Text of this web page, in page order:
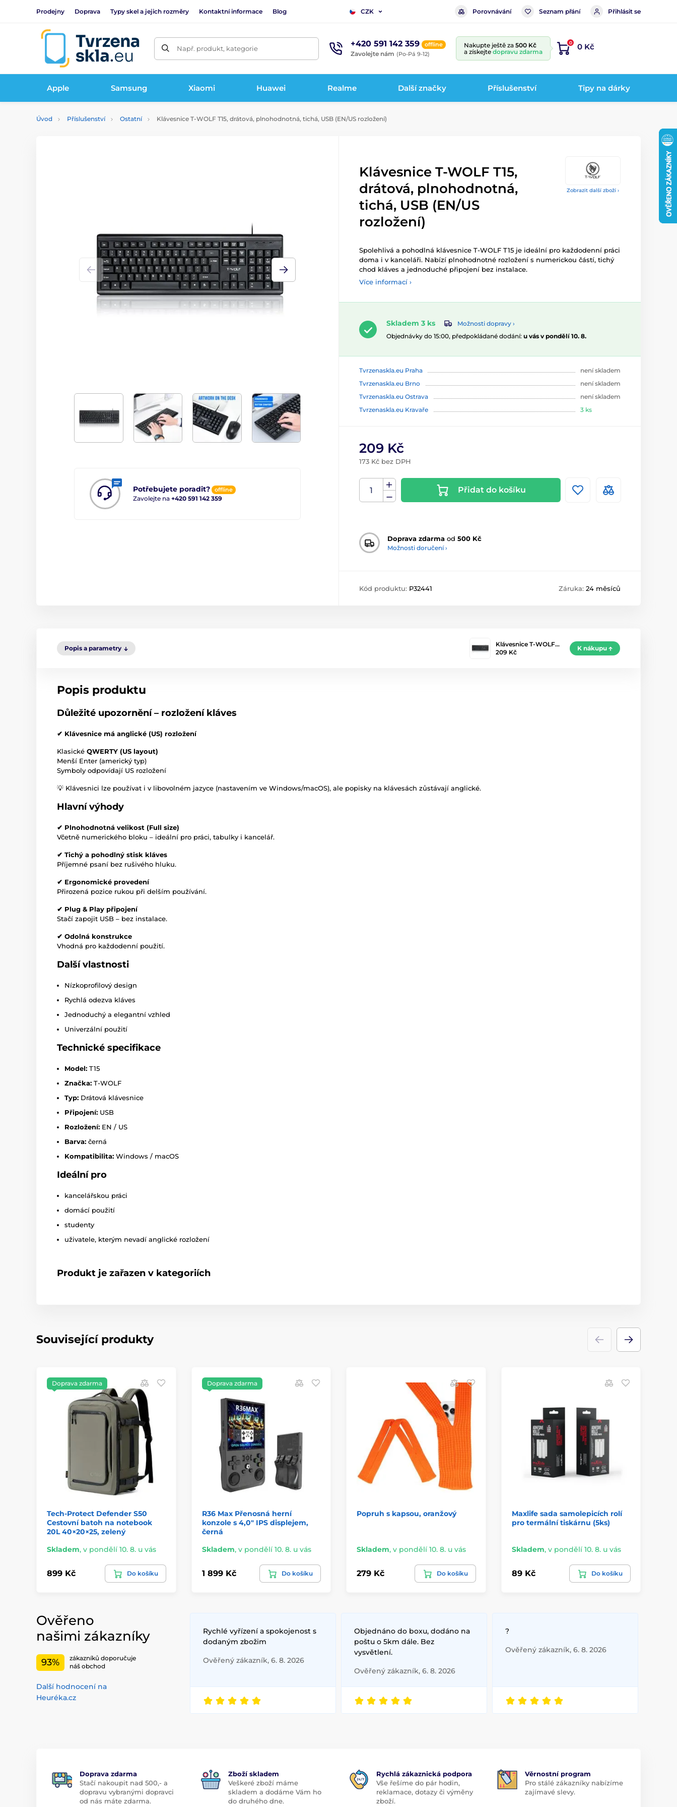
Prodejny Doprava Typy skel a jejich rozměry Kontaktní informace Blog CZK Porovnávání Seznam přání Přihlásit se
Např. produkt, kategorie +420 591 142 359 offline
Zavolejte nám (Po-Pá 9-12)
Nakupte ještě za 500 Kč
a získejte dopravu zdarma
0 0 Kč
Apple Samsung Xiaomi Huawei Realme Další značky Příslušenství Tipy na dárky
Úvod Příslušenství Ostatní Klávesnice T-WOLF T15, drátová, plnohodnotná, tichá, USB (EN/US rozložení)
Zobrazit další zboží ›
Potřebujete poradit? offline
Zavolejte na +420 591 142 359
Klávesnice T-WOLF T15,
drátová, plnohodnotná,
tichá, USB (EN/US
rozložení)
Spolehlivá a pohodlná klávesnice T-WOLF T15 je ideální pro každodenní práci
doma i v kanceláři. Nabízí plnohodnotné rozložení s numerickou částí, tichý
chod kláves a jednoduché připojení bez instalace.
Více informací ›
Skladem 3 ks
Možnosti dopravy ›
Objednávky do 15:00, předpokládané dodání: u vás v pondělí 10. 8.
Tvrzenaskla.eu Praha
není skladem
Tvrzenaskla.eu Brno
není skladem
Tvrzenaskla.eu Ostrava
není skladem
Tvrzenaskla.eu Kravaře
3 ks
209 Kč
173 Kč bez DPH
Přidat do košíku
Doprava zdarma od 500 Kč
Možnosti doručení ›
Kód produktu: P32441 Záruka: 24 měsíců
Popis a parametry
Klávesnice T-WOLF…
209 Kč
K nákupu
Popis produktu
Důležité upozornění – rozložení kláves
✔ Klávesnice má anglické (US) rozložení
Klasické QWERTY (US layout)
Menší Enter (americký typ)
Symboly odpovídají US rozložení
💡 Klávesnici lze používat i v libovolném jazyce (nastavením ve Windows/macOS), ale popisky na klávesách zůstávají anglické.
Hlavní výhody
✔ Plnohodnotná velikost (Full size)
Včetně numerického bloku – ideální pro práci, tabulky i kancelář.
✔ Tichý a pohodlný stisk kláves
Příjemné psaní bez rušivého hluku.
✔ Ergonomické provedení
Přirozená pozice rukou při delším používání.
✔ Plug & Play připojení
Stačí zapojit USB – bez instalace.
✔ Odolná konstrukce
Vhodná pro každodenní použití.
Další vlastnosti
Nízkoprofilový design
Rychlá odezva kláves
Jednoduchý a elegantní vzhled
Univerzální použití
Technické specifikace
Model: T15
Značka: T-WOLF
Typ: Drátová klávesnice
Připojení: USB
Rozložení: EN / US
Barva: černá
Kompatibilita: Windows / macOS
Ideální pro
kancelářskou práci
domácí použití
studenty
uživatele, kterým nevadí anglické rozložení
Produkt je zařazen v kategoriích
Související produkty
Doprava zdarma
Tech-Protect Defender S50
Cestovní batoh na notebook
20L 40×20×25, zelený
Skladem, v pondělí 10. 8. u vás
899 Kč Do košíku
Doprava zdarma
R36 Max Přenosná herní
konzole s 4,0" IPS displejem,
černá
Skladem, v pondělí 10. 8. u vás
1 899 Kč Do košíku
Popruh s kapsou, oranžový
Skladem, v pondělí 10. 8. u vás
279 Kč Do košíku
Maxlife sada samolepicích rolí
pro termální tiskárnu (5ks)
Skladem, v pondělí 10. 8. u vás
89 Kč Do košíku
Ověřeno
našimi zákazníky
93%
zákazníků doporučuje
náš obchod
Další hodnocení na
Heuréka.cz
Rychlé vyřízení a spokojenost s
dodaným zbožim
Ověřený zákazník, 6. 8. 2026
Objednáno do boxu, dodáno na
poštu o 5km dále. Bez
vysvětlení.
Ověřený zákazník, 6. 8. 2026
?
Ověřený zákazník, 6. 8. 2026
Doprava zdarma
Stačí nakoupit nad 500,- a
dopravu vybranými dopravci
od nás máte zdarma.
Zboží skladem
Veškeré zboží máme
skladem a dodáme Vám ho
do druhého dne.
Rychlá zákaznická podpora
Vše řešíme do pár hodin,
reklamace, dotazy či výměny
zboží.
Věrnostní program
Pro stálé zákazníky nabízíme
zajímavé slevy.